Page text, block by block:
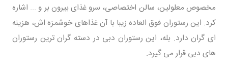
مخصوص معلولین، سالن اختصاصی، سرو غذای بیرون بر و ... اشاره
کرد. این رستوران فوق العاده زیبا با آن غذاهای خوشمزه اش، هزینه
ای گران دارد. بله، این رستوران دبی در دسته گران ترین رستوران
های دبی قرار می گیرد.